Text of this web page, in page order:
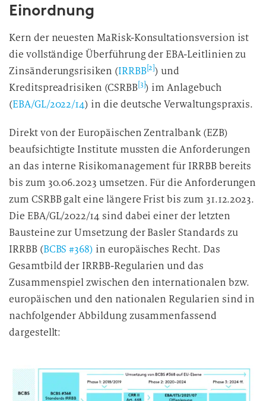
Einordnung
Kern der neuesten MaRisk-Konsultationsversion ist
die vollständige Überführung der EBA-Leitlinien zu
Zinsänderungsrisiken (IRRBB[2]) und
Kreditspreadrisiken (CSRBB[3]) im Anlagebuch
(EBA/GL/2022/14) in die deutsche Verwaltungspraxis.
Direkt von der Europäischen Zentralbank (EZB)
beaufsichtigte Institute mussten die Anforderungen
an das interne Risikomanagement für IRRBB bereits
bis zum 30.06.2023 umsetzen. Für die Anforderungen
zum CSRBB galt eine längere Frist bis zum 31.12.2023.
Die EBA/GL/2022/14 sind dabei einer der letzten
Bausteine zur Umsetzung der Basler Standards zu
IRRBB (BCBS #368) in europäisches Recht. Das
Gesamtbild der IRRBB-Regularien und das
Zusammenspiel zwischen den internationalen bzw.
europäischen und den nationalen Regularien sind in
nachfolgender Abbildung zusammenfassend
dargestellt: